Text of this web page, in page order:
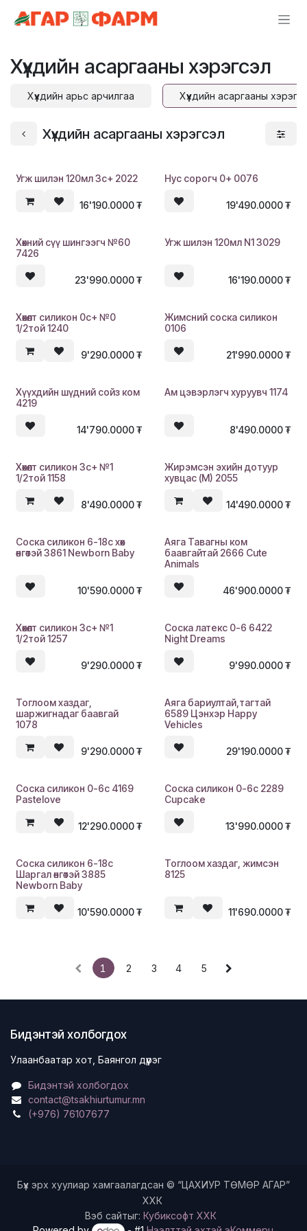
Хүүхдийн асаргааны хэрэгсэл
Хүүхдийн арьс арчилгаа Хүүхдийн асаргааны
Хүүхдийн асаргааны хэрэгсэл
Угж шилэн 120мл 3с+ 2022
16'190.0000₮
Нус сорогч 0+ 0076
19'490.0000₮
Хөхний сүү шингээгч №60
7426
23'990.0000₮
Угж шилэн 120мл N1 3029
16'190.0000₮
Хөхөлт силикон 0с+ №0
1/2той 1240
9'290.0000₮
Жимсний соска силикон
0106
21'990.0000₮
Хүүхдийн шүдний сойз ком
4219
14'790.0000₮
Ам цэвэрлэгч хуруувч 1174
8'490.0000₮
Хөхөлт силикон 3с+ №1
1/2той 1158
8'490.0000₮
Жирэмсэн эхийн дотуур
хувцас (M) 2055
14'490.0000₮
Соска силикон 6-18с хөх
өнгөтэй 3861 Newborn Baby
10'590.0000₮
Аяга Тавагны ком
баавгайтай 2666 Cute
Animals
46'900.0000₮
Хөхөлт силикон 3с+ №1
1/2той 1257
9'290.0000₮
Соска латекс 0-6 6422
Night Dreams
9'990.0000₮
Тоглоом хаздаг,
шаржигнадаг баавгай
1078
9'290.0000₮
Аяга бариултай,тагтай
6589 Цэнхэр Happy
Vehicles
29'190.0000₮
Соска силикон 0-6с 4169
Pastelove
12'290.0000₮
Соска силикон 0-6с 2289
Cupcake
13'990.0000₮
Соска силикон 6-18с
Шаргал өнгөтэй 3885
Newborn Baby
10'590.0000₮
Тоглоом хаздаг, жимсэн
8125
11'690.0000₮
1 2 3 4 5
Бидэнтэй холбогдох
Улаанбаатар хот, Баянгол дүүрэг
Бидэнтэй холбогдох
contact@tsakhiurtumur.mn
(+976) 76107677
Бүх эрх хуулиар хамгаалагдсан © “ЦАХИУР ТӨМӨР АГАР”
ХХК
Вэб сайтыг: Кубиксофт ХХК